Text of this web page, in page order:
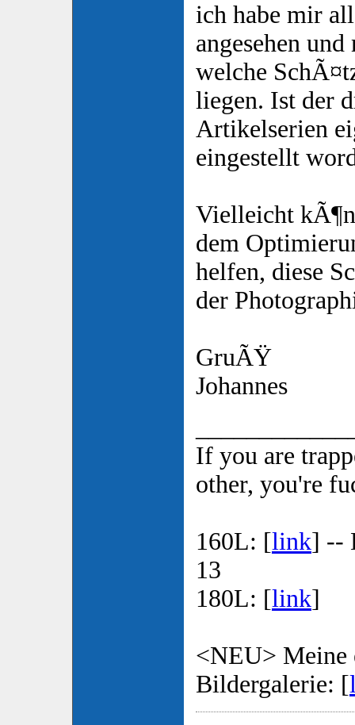
ich habe mir
angesehen
welche
liegen. Ist der
Artikelserien
eingestellt
Vielleicht
dem
helfen, diese
der
GruÃŸ
Johannes
If you are
other, you're
160L: [link] --
13
180L: [link]
<NEU> Meine
Bildergalerie: [